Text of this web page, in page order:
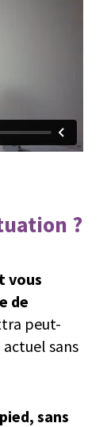
?
vous
de
peut-
sans
sans